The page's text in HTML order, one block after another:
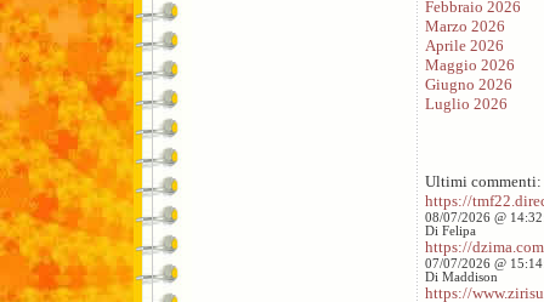
Febbraio 2026
Marzo 2026
Aprile 2026
Maggio 2026
Giugno 2026
Luglio 2026
Ultimi commenti:
https://
08/07/2026 @
Di Felipa
https://
07/07/2026 @
Di Maddison
https://